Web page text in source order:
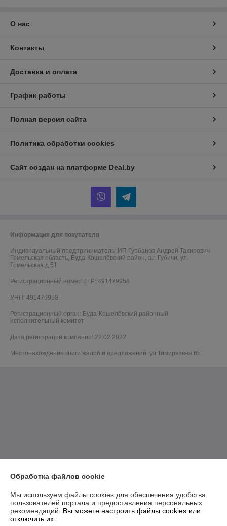
О нас
Контакты
Доставка и оплата
График работы
Полная версия сайта
Политика обработки cookies
Сайт создан на платформе Deal.by
Информация для покупателя
Индивидуальный предприниматель: ИП Гурбанов Андрей Тахирович
Гомельская область, Буда-Кошелёвский район, а.г. Губичи, ул.
Гомельская д.51
Регистрационный номер ЕГР: 491479958
УНП: 491479958
Регистрационный орган: Буда-Кошелёвский районный
исполнительный комитет
Дата регистрации компании: 22.02.2022
Местонахождение книги жалоб и предложений: ул.Тимирязева 65
Обработка файлов cookie
Мы используем файлы cookies для обеспечения удобства
пользователей портала и предоставления персональных
рекомендаций. Вы можете настроить файлы cookies или
отключить их.